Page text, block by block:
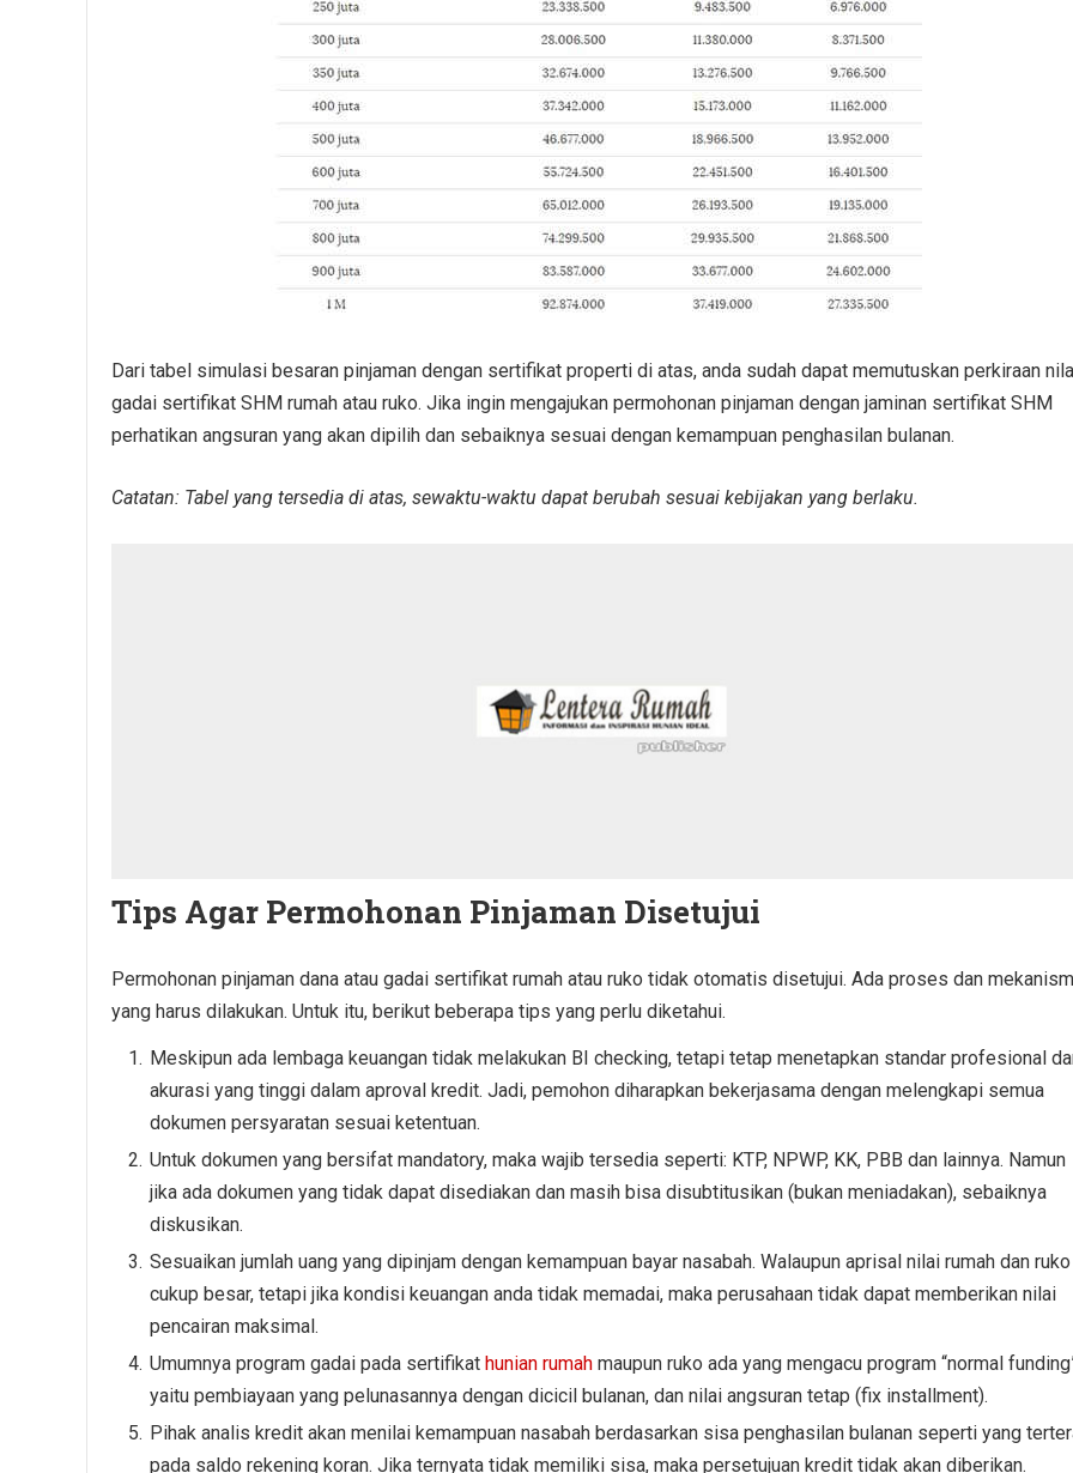
Dari tabel simulasi besaran pinjaman dengan sertifikat properti di atas, anda sudah dapat memutuskan perkiraan
gadai sertifikat SHM rumah atau ruko. Jika ingin mengajukan permohonan pinjaman dengan jaminan sertifikat SHM
perhatikan angsuran yang akan dipilih dan sebaiknya sesuai dengan kemampuan penghasilan bulanan.
Catatan: Tabel yang tersedia di atas, sewaktu-waktu dapat berubah sesuai kebijakan yang berlaku.
Tips Agar Permohonan Pinjaman Disetujui
Permohonan pinjaman dana atau gadai sertifikat rumah atau ruko tidak otomatis disetujui. Ada proses dan
yang harus dilakukan. Untuk itu, berikut beberapa tips yang perlu diketahui.
Meskipun ada lembaga keuangan tidak melakukan BI checking, tetapi tetap menetapkan standar profesional
akurasi yang tinggi dalam aproval kredit. Jadi, pemohon diharapkan bekerjasama dengan melengkapi semua
dokumen persyaratan sesuai ketentuan.
Untuk dokumen yang bersifat mandatory, maka wajib tersedia seperti: KTP, NPWP, KK, PBB dan lainnya. Namun
jika ada dokumen yang tidak dapat disediakan dan masih bisa disubtitusikan (bukan meniadakan), sebaiknya
diskusikan.
Sesuaikan jumlah uang yang dipinjam dengan kemampuan bayar nasabah. Walaupun aprisal nilai rumah dan ruko
cukup besar, tetapi jika kondisi keuangan anda tidak memadai, maka perusahaan tidak dapat memberikan nilai
pencairan maksimal.
Umumnya program gadai pada sertifikat hunian rumah maupun ruko ada yang mengacu program “normal
yaitu pembiayaan yang pelunasannya dengan dicicil bulanan, dan nilai angsuran tetap (fix installment).
Pihak analis kredit akan menilai kemampuan nasabah berdasarkan sisa penghasilan bulanan seperti yang
pada saldo rekening koran. Jika ternyata tidak memiliki sisa, maka persetujuan kredit tidak akan diberikan.